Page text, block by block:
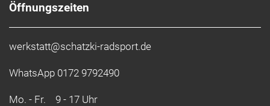
Öffnungszeiten
werkstatt@schatzki-radsport.de
WhatsApp 0172 9792490
Mo. - Fr. 9 - 17 Uhr